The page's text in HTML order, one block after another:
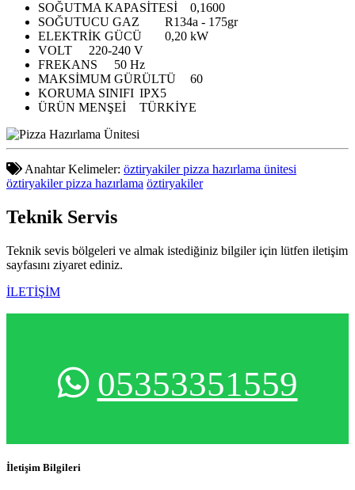
SOĞUTMA KAPASİTESİ
0,1600
SOĞUTUCU GAZ
R134a - 175gr
ELEKTRİK GÜCÜ
0,20 kW
VOLT
220-240 V
FREKANS
50 Hz
MAKSİMUM GÜRÜLTÜ
60
KORUMA SINIFI IPX5
ÜRÜN MENŞEİ
TÜRKİYE
Anahtar Kelimeler: öztiryakiler pizza hazırlama ünitesi
öztiryakiler pizza hazırlama öztiryakiler
Teknik Servis
Teknik sevis bölgeleri ve almak istediğiniz bilgiler için lütfen iletişim
sayfasını ziyaret ediniz.
İLETİŞİM
05353351559
İletişim Bilgileri